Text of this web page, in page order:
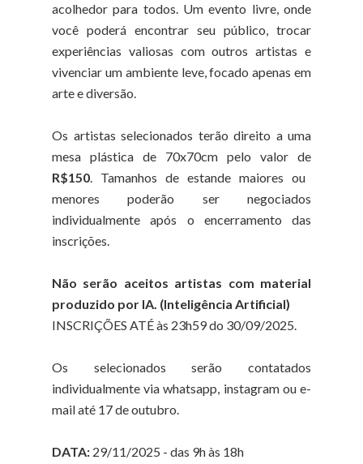
acolhedor para todos. Um evento livre, onde
você poderá encontrar seu público, trocar
experiências valiosas com outros artistas e
vivenciar um ambiente leve, focado apenas em
arte e diversão.
Os artistas selecionados terão direito a uma
mesa plástica de 70x70cm pelo valor de
R$150. Tamanhos de estande maiores ou
menores poderão ser negociados
individualmente após o encerramento das
inscrições.
Não serão aceitos artistas com material
produzido por IA. (Inteligência Artificial)
INSCRIÇÕES ATÉ às 23h59 do 30/09/2025.
Os selecionados serão contatados
individualmente via whatsapp, instagram ou e-
mail até 17 de outubro.
DATA: 29/11/2025 - das 9h às 18h